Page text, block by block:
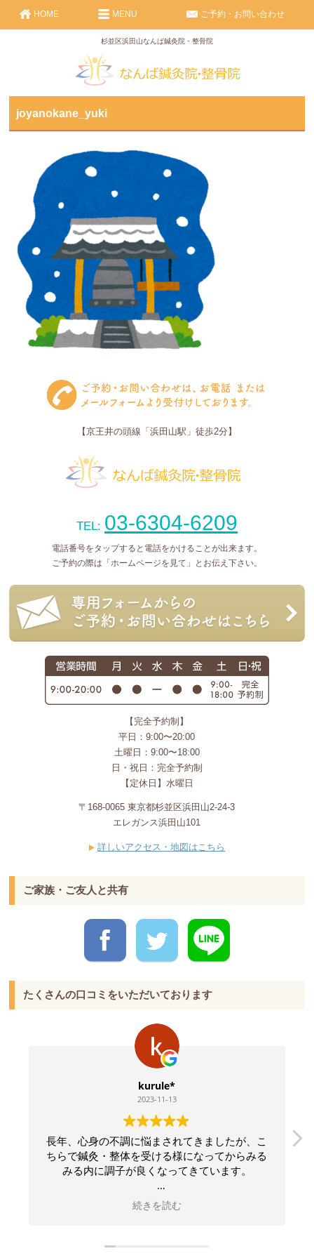
杉並区浜田山なんば鍼灸院・整骨院
HOME ご予約・お問い合わせ
MENU
joyanokane_yuki
【京王井の頭線「浜田山駅」徒歩2分】
TEL: 03-6304-6209
電話番号をタップすると電話をかけることが出来ます。
ご予約の際は「ホームページを見て」とお伝え下さい。
【完全予約制】
平日：9:00〜20:00
土曜日：9:00〜18:00
日・祝日：完全予約制
【定休日】水曜日
〒168-0065 東京都杉並区浜田山2-24-3
エレガンス浜田山101
詳しいアクセス・地図はこちら
ご家族・ご友人と共有
たくさんの口コミをいただいております
kurule*
2023-11-13
長年、心身の不調に悩まされてきましたが、こ
ちらで鍼灸・整体を受ける様になってからみる
みる内に調子が良くなってきています。
先生は、どんな質問も丁寧に分かりやすく説明
して下さるので、常に安心感があります。
毎回施術しながら、身体がどんな状態にあるの
続きを読む